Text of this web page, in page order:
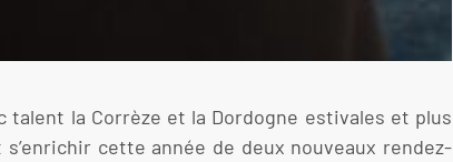
la Corrèze et la Dordogne estivales et plus
cette année de deux nouveaux rendez-